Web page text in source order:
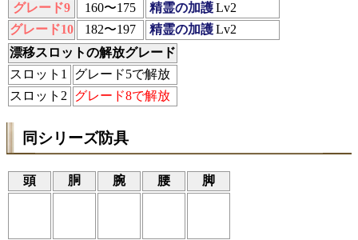
グレード9
160〜175 精霊の加護Lv2
グレード10
182〜197 精霊の加護Lv2
漂移スロットの解放グレード
スロット1
グレード5で解放
スロット2
グレード8で解放
同シリーズ防具
頭 胴 腕 腰 脚